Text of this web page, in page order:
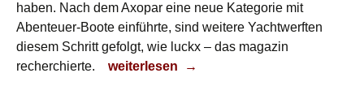
haben. Nach dem Axopar eine neue Kategorie mit
Abenteuer-Boote einführte, sind weitere Yachtwerften
diesem Schritt gefolgt, wie luckx – das magazin
recherchierte.
Abenteuer auf dem Wasser
weiterlesen →